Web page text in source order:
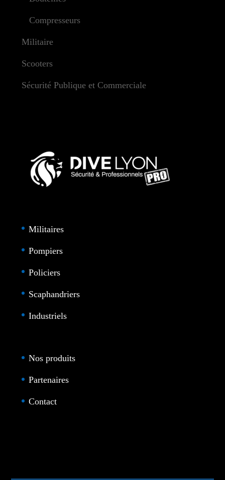
Compresseurs
Militaire
Scooters
Sécurité Publique et Commerciale
Militaires
Pompiers
Policiers
Scaphandriers
Industriels
Nos produits
Partenaires
Contact